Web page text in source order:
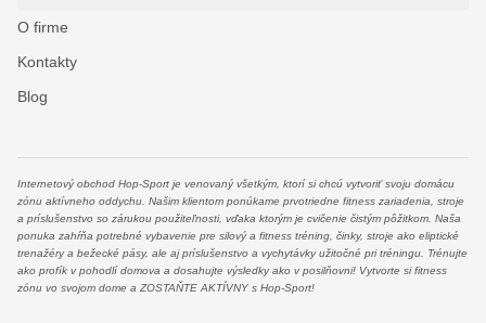
O firme
Kontakty
Blog
Internetový obchod Hop-Sport je venovaný všetkým, ktorí si chcú vytvoriť svoju domácu
zónu aktívneho oddychu. Našim klientom ponúkame prvotriedne fitness zariadenia, stroje
a príslušenstvo so zárukou použiteľnosti, vďaka ktorým je cvičenie čistým pôžitkom. Naša
ponuka zahŕňa potrebné vybavenie pre silový a fitness tréning, činky, stroje ako eliptické
trenažéry a bežecké pásy, ale aj príslušenstvo a vychytávky užitočné pri tréningu. Trénujte
ako profík v pohodlí domova a dosahujte výsledky ako v posilňovni! Vytvorte si fitness
zónu vo svojom dome a ZOSTAŇTE AKTÍVNY s Hop-Sport! ​